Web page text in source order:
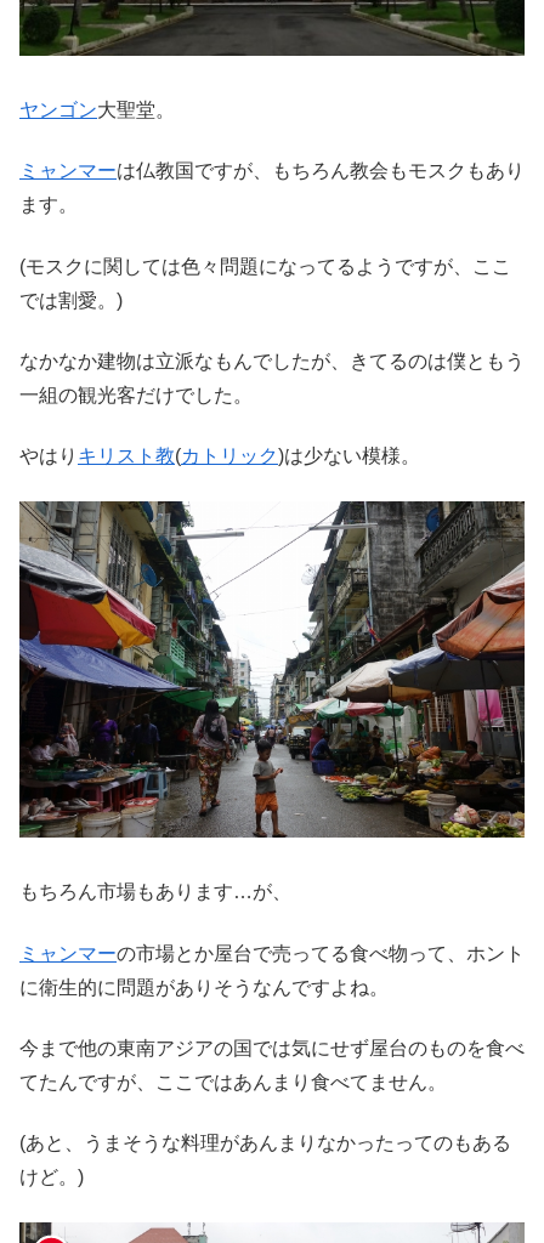
ヤンゴン大聖堂。
ミャンマーは仏教国ですが、もちろん教会もモスクもあり
ます。
(モスクに関しては色々問題になってるようですが、ここ
では割愛。)
なかなか建物は立派なもんでしたが、きてるのは僕ともう
一組の観光客だけでした。
やはり キリスト教(カトリック)は少ない模様。
もちろん市場もあります…が、
ミャンマーの市場とか屋台で売ってる食べ物って、ホント
に衛生的に問題がありそうなんですよね。
今まで他の東南アジアの国では気にせず屋台のものを食べ
てたんですが、ここではあんまり食べてません。
(あと、うまそうな料理があんまりなかったってのもある
けど。)